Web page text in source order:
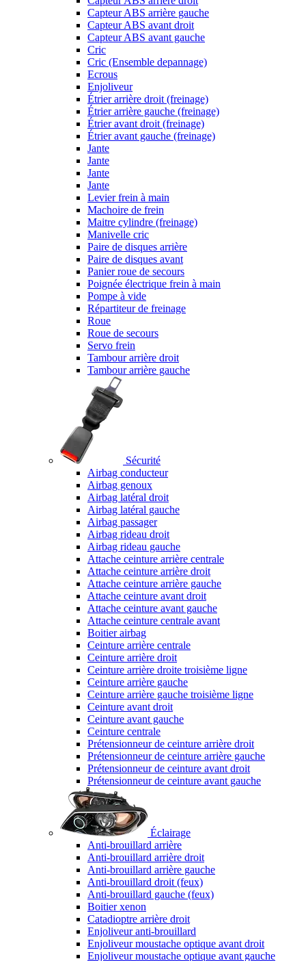
Capteur ABS arrière gauche
Capteur ABS avant droit
Capteur ABS avant gauche
Cric
Cric (Ensemble depannage)
Ecrous
Enjoliveur
Étrier arrière droit (freinage)
Étrier arrière gauche (freinage)
Étrier avant droit (freinage)
Étrier avant gauche (freinage)
Jante
Jante
Jante
Jante
Levier frein à main
Machoire de frein
Maitre cylindre (freinage)
Manivelle cric
Paire de disques arrière
Paire de disques avant
Panier roue de secours
Poignée électrique frein à main
Pompe à vide
Répartiteur de freinage
Roue
Roue de secours
Servo frein
Tambour arrière droit
Tambour arrière gauche
Sécurité
Airbag conducteur
Airbag genoux
Airbag latéral droit
Airbag latéral gauche
Airbag passager
Airbag rideau droit
Airbag rideau gauche
Attache ceinture arrière centrale
Attache ceinture arrière droit
Attache ceinture arrière gauche
Attache ceinture avant droit
Attache ceinture avant gauche
Attache ceinture centrale avant
Boitier airbag
Ceinture arrière centrale
Ceinture arrière droit
Ceinture arrière droite troisième ligne
Ceinture arrière gauche
Ceinture arrière gauche troisième ligne
Ceinture avant droit
Ceinture avant gauche
Ceinture centrale
Prétensionneur de ceinture arrière droit
Prétensionneur de ceinture arrière gauche
Prétensionneur de ceinture avant droit
Prétensionneur de ceinture avant gauche
Éclairage
Anti-brouillard arrière
Anti-brouillard arrière droit
Anti-brouillard arrière gauche
Anti-brouillard droit (feux)
Anti-brouillard gauche (feux)
Boitier xenon
Catadioptre arrière droit
Enjoliveur anti-brouillard
Enjoliveur moustache optique avant droit
Enjoliveur moustache optique avant gauche